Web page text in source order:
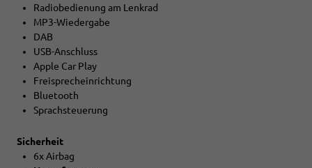
Radiobedienung am Lenkrad
MP3-Wiedergabe
DAB
USB-Anschluss
Apple Car Play
Freisprecheinrichtung
Bluetooth
Sprachsteuerung
Sicherheit
6x Airbag